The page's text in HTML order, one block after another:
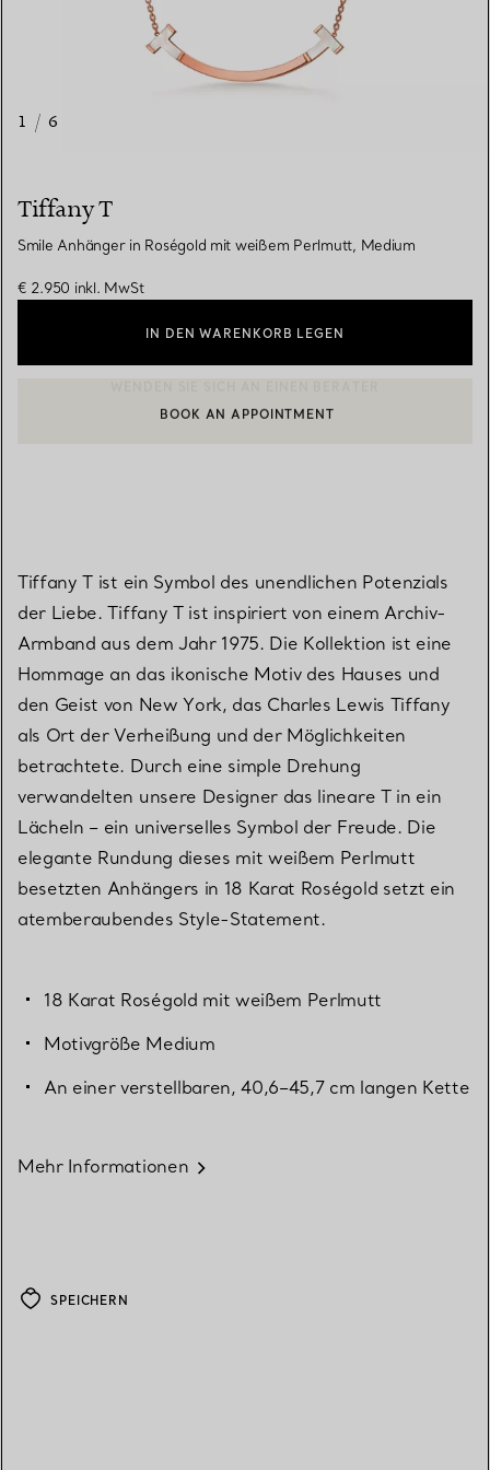
1 / 6
Tiffany T
Smile Anhänger in Roségold mit weißem Perlmutt, Medium
€ 2.950 inkl. MwSt
IN DEN WARENKORB LEGEN
EINEN KUNDENBERATER KONTAKTIEREN ODER EINEN
BOOK AN APPOINTMENT
Tiffany T ist ein Symbol des unendlichen Potenzials
der Liebe. Tiffany T ist inspiriert von einem Archiv-
Armband aus dem Jahr 1975. Die Kollektion ist eine
Hommage an das ikonische Motiv des Hauses und
den Geist von New York, das Charles Lewis Tiffany
als Ort der Verheißung und der Möglichkeiten
betrachtete. Durch eine simple Drehung
verwandelten unsere Designer das lineare T in ein
Lächeln – ein universelles Symbol der Freude. Die
elegante Rundung dieses mit weißem Perlmutt
besetzten Anhängers in 18 Karat Roségold setzt ein
atemberaubendes Style-Statement.
18 Karat Roségold mit weißem Perlmutt
Motivgröße Medium
An einer verstellbaren, 40,6–45,7 cm langen Kette
Mehr Informationen
SPEICHERN